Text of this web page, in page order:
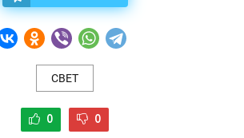
СВЕТ
0 0